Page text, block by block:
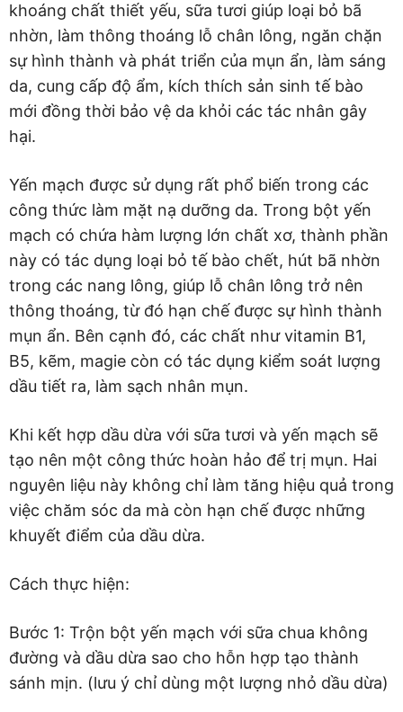
khoáng chất thiết yếu, sữa tươi giúp loại bỏ bã
nhờn, làm thông thoáng lỗ chân lông, ngăn chặn
sự hình thành và phát triển của mụn ẩn, làm sáng
da, cung cấp độ ẩm, kích thích sản sinh tế bào
mới đồng thời bảo vệ da khỏi các tác nhân gây
hại.
Yến mạch được sử dụng rất phổ biến trong các
công thức làm mặt nạ dưỡng da. Trong bột yến
mạch có chứa hàm lượng lớn chất xơ, thành phần
này có tác dụng loại bỏ tế bào chết, hút bã nhờn
trong các nang lông, giúp lỗ chân lông trở nên
thông thoáng, từ đó hạn chế được sự hình thành
mụn ẩn. Bên cạnh đó, các chất như vitamin B1,
B5, kẽm, magie còn có tác dụng kiểm soát lượng
dầu tiết ra, làm sạch nhân mụn.
Khi kết hợp dầu dừa với sữa tươi và yến mạch sẽ
tạo nên một công thức hoàn hảo để trị mụn. Hai
nguyên liệu này không chỉ làm tăng hiệu quả trong
việc chăm sóc da mà còn hạn chế được những
khuyết điểm của dầu dừa.
Cách thực hiện:
Bước 1: Trộn bột yến mạch với sữa chua không
đường và dầu dừa sao cho hỗn hợp tạo thành
sánh mịn. (lưu ý chỉ dùng một lượng nhỏ dầu dừa)